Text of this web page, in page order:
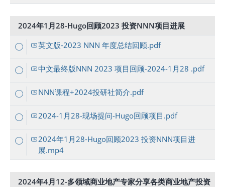
2024年1月28-Hugo回顾2023 投资NNN项目进展
英文版-2023 NNN 年度总结回顾.pdf
中文最终版NNN 2023 项目回顾-2024-1月28 .pdf
NNN课程+2024投研社简介.pdf
2024-1月28-现场提问-Hugo回顾项目.pdf
2024年1月28-Hugo回顾2023 投资NNN项目进
展.mp4
2024年4月12-多领域商业地产专家分享各类商业地产投资